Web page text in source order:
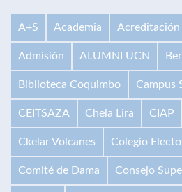
A+S Academia Acreditación
Admisión ALUMNI UCN
Biblioteca Coquimbo Campus
CEITSAZA Chela Lira CIAP
Ckelar Volcanes Colegio
Comité de Dama Consejo